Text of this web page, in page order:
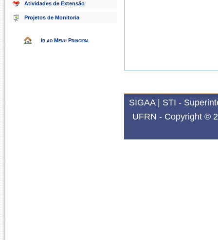
Atividades de Extensão
Projetos de Monitoria
Ir ao Menu Principal
SIGAA | STI -
UFRN - Copyright ©